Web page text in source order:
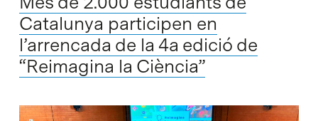
Catalunya participen en
l’arrencada de la 4a edició de
“Reimagina la Ciència”